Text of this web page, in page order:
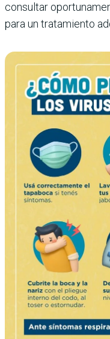
consultar
para un tratamiento